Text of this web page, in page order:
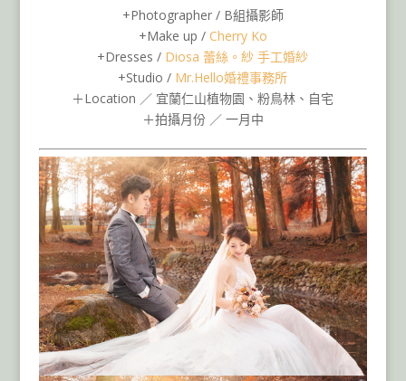
+Photographer / B組攝影師
+Make up / Cherry Ko
+Dresses / Diosa 蕾絲。紗 手工婚紗
+Studio / Mr.Hello婚禮事務所
＋Location ／ 宜蘭仁山植物園、粉鳥林、自宅
＋拍攝月份 ／ 一月中